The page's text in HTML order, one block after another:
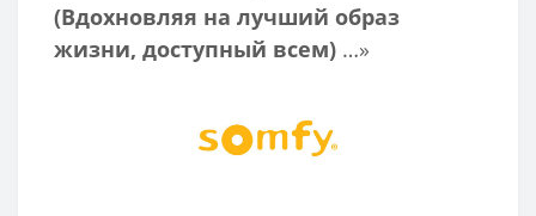
(Вдохновляя на лучший образ
жизни, доступный всем) …»